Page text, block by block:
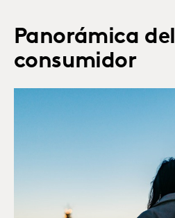
Panorámica del
consumidor